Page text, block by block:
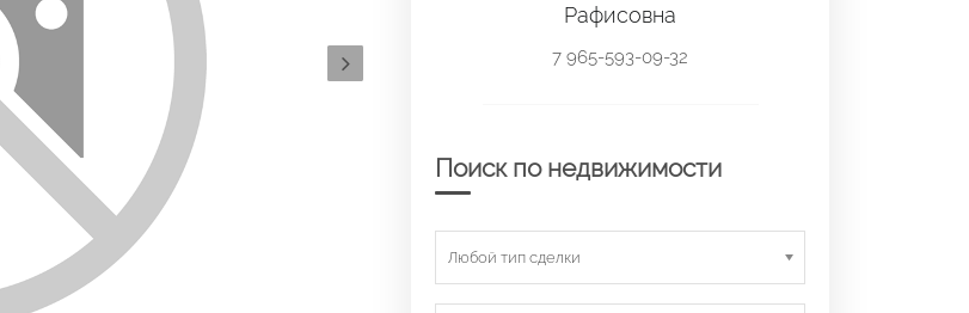
Рафисовна
7 965-593-09-32
Поиск по недвижимости
Любой тип сделки